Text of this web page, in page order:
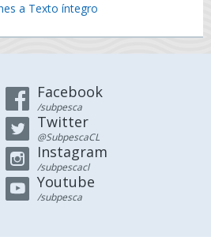
a Texto íntegro
Facebook
/subpesca
Twitter
@SubpescaCL
Instagram
/subpescacl
Youtube
/subpesca